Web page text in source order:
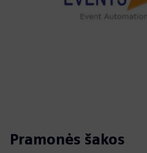
Pramonės šakos